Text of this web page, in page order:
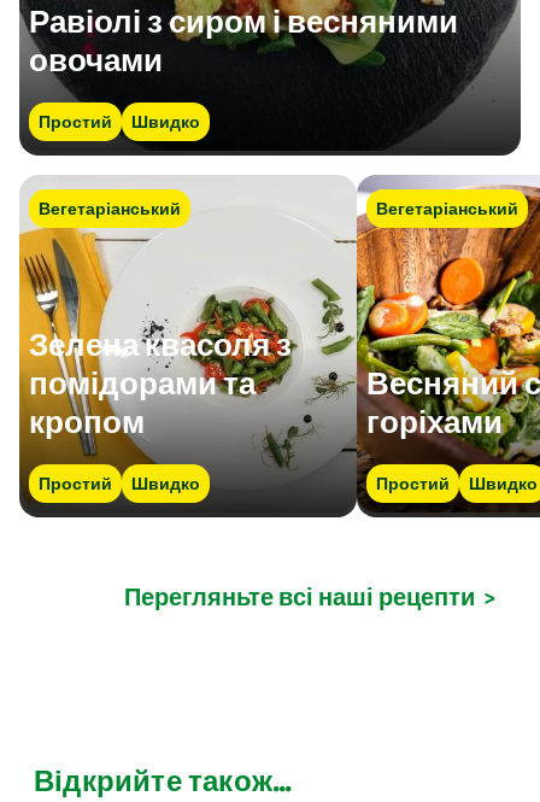
Равіолі з сиром і весняними
овочами
Простий Швидко
Вегетаріанський
Зелена квасоля з
помідорами та
кропом
Простий Швидко
Вегетаріанський
Весняний
горіхами
Простий Швидко
Перегляньте всі наші рецепти >
Відкрийте також...